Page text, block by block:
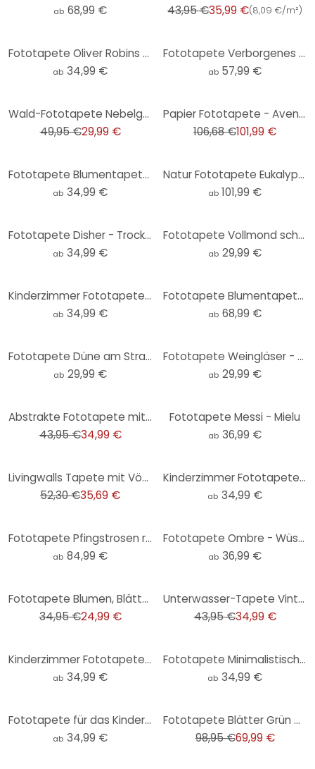
ab 68,99 €
43,95 €35,99 €(8,09 €/m²)
Fototapete Oliver Robins - Baumhaus Party - Rund - Selbstklebend/Vlies
ab 34,99 €
Fototapete Verborgenes Licht im Morgennebel | Tapete mit Baum-Motiv - Hobday
ab 57,99 €
Wald-Fototapete Nebelgrün Grau - Naturtapete Bäume - Erweiterbare Vliestapete
49,95 €29,99 €
Papier Fototapete - Avengers Unite - 368 x 254 cm
106,68 €101,99 €
Fototapete Blumentapete | Trockenblumen - Eleganz der Vergänglichkeit - Treechild - Rund - Selbstkle
ab 34,99 €
Natur Fototapete Eukalyptuswald in den Yarra Ranges - Colombo
ab 101,99 €
Fototapete Disher - Trockenblumen - Rund - Selbstklebend/Vlies
ab 34,99 €
Fototapete Vollmond schwarz-weiß - Rund - Selbstklebend/Vlies
ab 29,99 €
Kinderzimmer Fototapete World Map - Braun - Rund - Selbstklebend/Vlies
ab 34,99 €
Fototapete Blumentapete - Wildblumen in Kreide-Optik Greige - Bloomery Decor
ab 68,99 €
Fototapete Düne am Strand bei Sonnenuntergang - Rund - Selbstklebend/Vlies
ab 29,99 €
Fototapete Weingläser - Rund - Selbstklebend/Vlies
ab 29,99 €
Abstrakte Fototapete mit geometrischem Muster - Vliestapete Retro Farben - Moderne Tapete
43,95 €34,99 €
Fototapete Messi - Mielu
ab 36,99 €
Livingwalls Tapete mit Vögeln Metropolitan Stories THE WALL Vliestapete rosa, braun
52,30 €35,69 €
Kinderzimmer Fototapete Kikki Belle - Dschungel Jive - Sepia - Rund - Selbstklebend/Vlies
ab 34,99 €
Fototapete Pfingstrosen rosé - Blumentapete - Haase
ab 84,99 €
Fototapete Ombre - Wüstenmorgen
ab 36,99 €
Fototapete Blumen, Blätter Floral Vliestapete Natur matt in Beige 2,70 x 1,59 m
34,95 €24,99 €
Unterwasser-Tapete Vintage Bunt - Vliestapete mit Fischen für Wohnzimmer & Bad
43,95 €34,99 €
Kinderzimmer Fototapete Kleiner Teddybär mit Luftballon - Magnusson - Rund - Selbstklebend/Vlies
ab 34,99 €
Fototapete Minimalistischer Baum in ruhiger Landschaft | Natur Tapete - Flour - Rund - Selbstklebend
ab 34,99 €
Fototapete für das Kinderzimmer - Unterwasser-Abenteuer mit Meerestieren - Oliver Robins - Rund - Se
ab 34,99 €
Fototapete Blätter Grün Weiß - Vliestapete mit Aquarellmotiv für Wohnzimmer & Schlafzimmer
98,95 €69,99 €